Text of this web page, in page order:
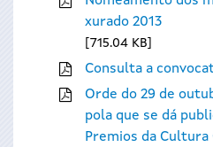
xurado 2013
715.04 KB
Consulta a
Orde do 29 de
pola que se dá
Premios da Cultura